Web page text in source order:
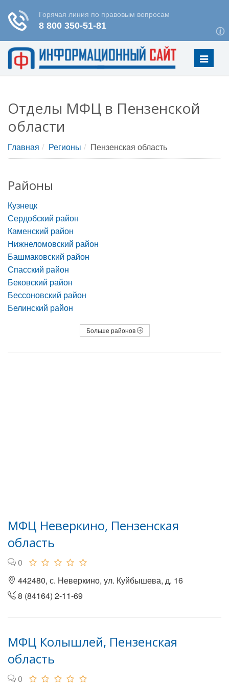
Меню
Отделы МФЦ в Пензенской
области
Главная Регионы Пензенская область
Районы
Кузнецк
Сердобский район
Каменский район
Нижнеломовский район
Башмаковский район
Спасский район
Бековский район
Бессоновский район
Белинский район
Больше районов
МФЦ Неверкино, Пензенская
область
0
442480, с. Неверкино, ул. Куйбышева, д. 16
8 (84164) 2-11-69
МФЦ Колышлей, Пензенская
область
0